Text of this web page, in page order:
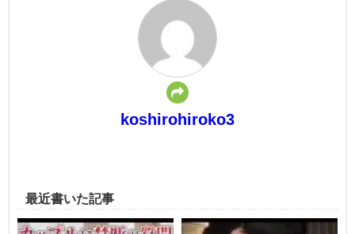
koshirohiroko3
最近書いた記事